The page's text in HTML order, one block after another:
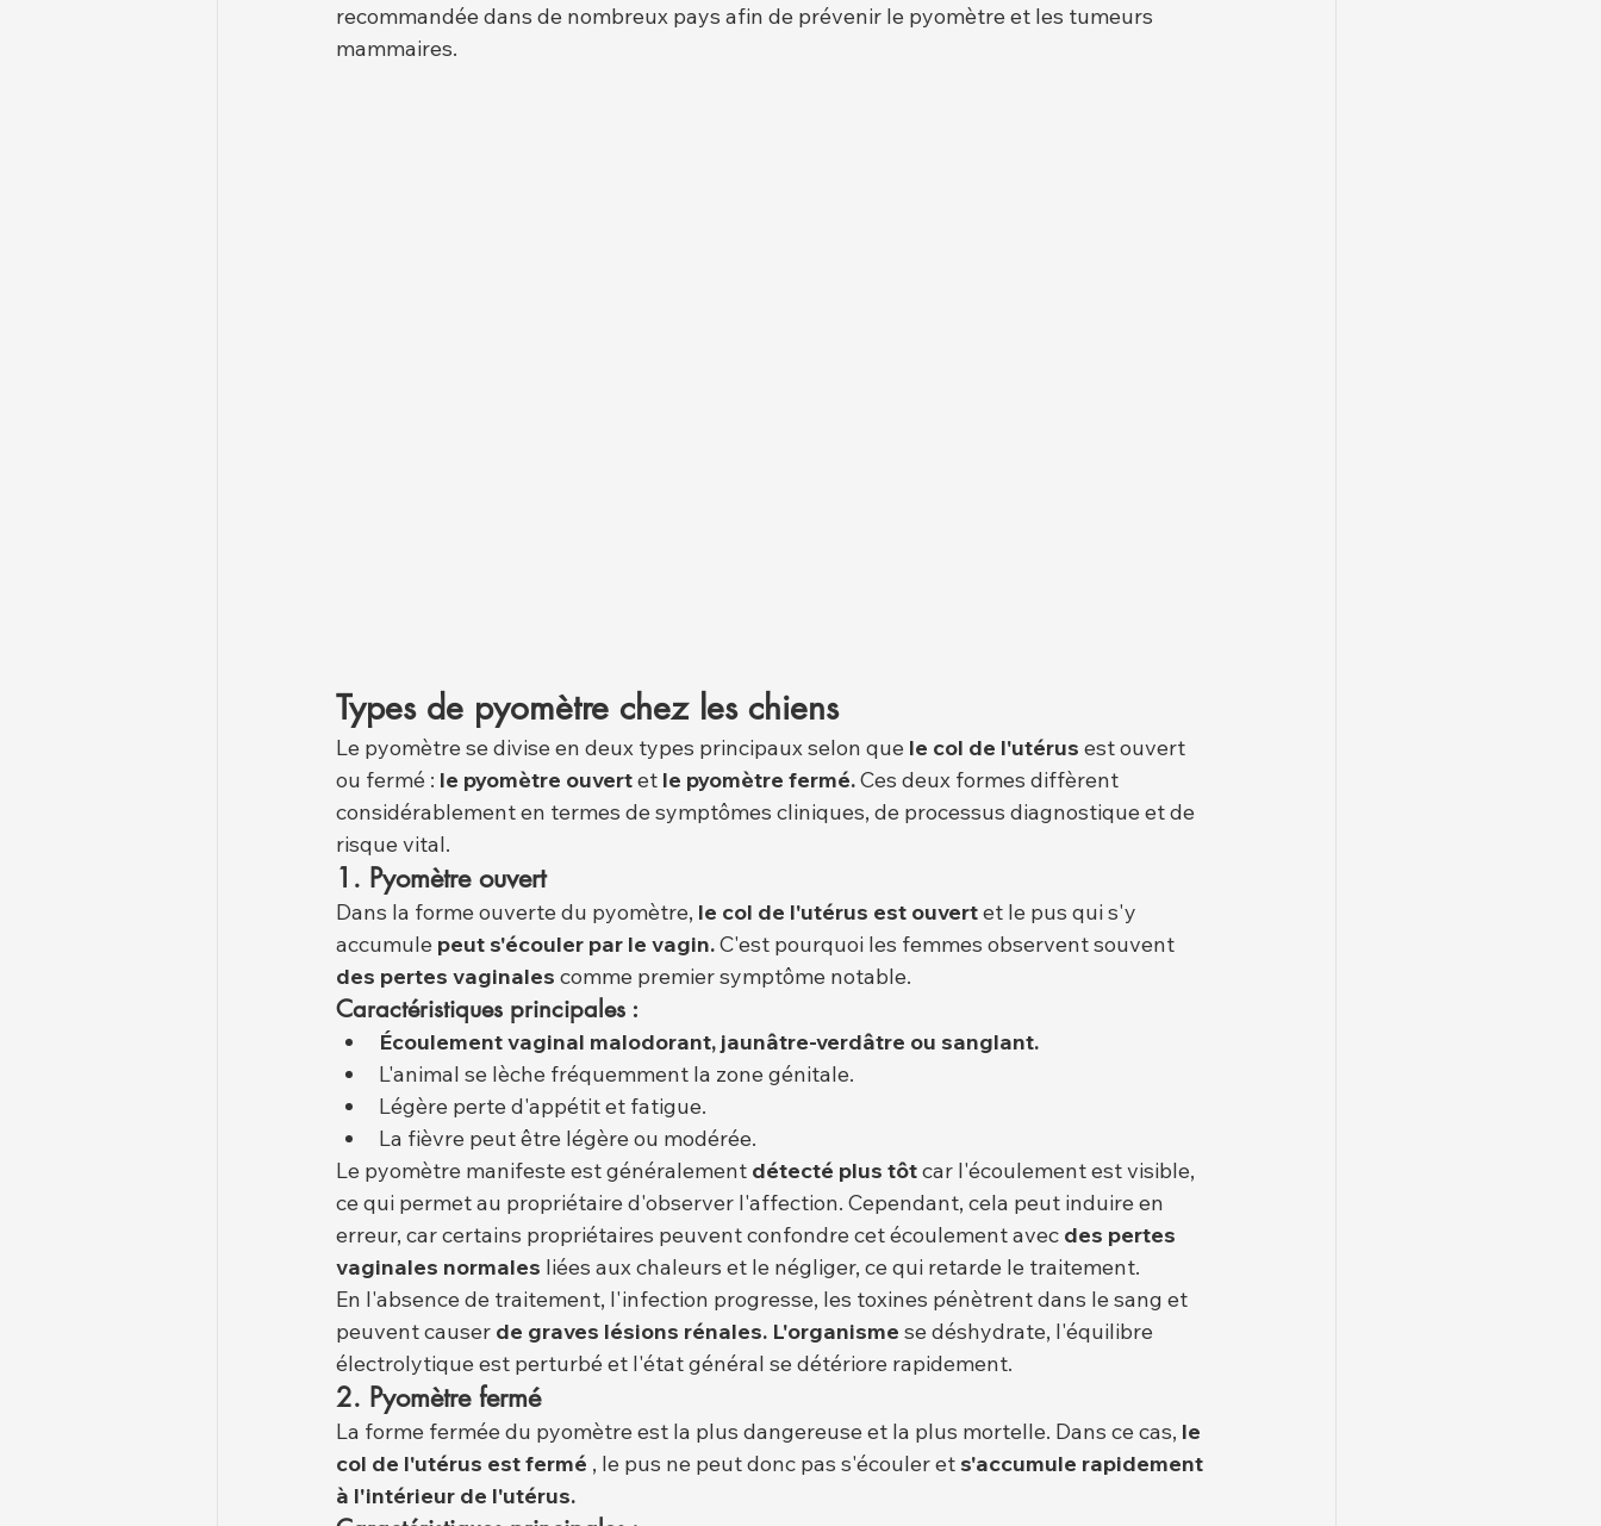
recommandée dans de nombreux pays afin de prévenir le pyomètre et les tumeurs
mammaires.
Types de pyomètre chez les chiens
Le pyomètre se divise en deux types principaux selon que le col de l'utérus est ouvert
ou fermé : le pyomètre ouvert et le pyomètre fermé. Ces deux formes diffèrent
considérablement en termes de symptômes cliniques, de processus diagnostique et de
risque vital.
1. Pyomètre ouvert
Dans la forme ouverte du pyomètre, le col de l'utérus est ouvert et le pus qui s'y
accumule peut s'écouler par le vagin. C'est pourquoi les femmes observent souvent
des pertes vaginales comme premier symptôme notable.
Caractéristiques principales :
Écoulement vaginal malodorant, jaunâtre-verdâtre ou sanglant.
L'animal se lèche fréquemment la zone génitale.
Légère perte d'appétit et fatigue.
La fièvre peut être légère ou modérée.
Le pyomètre manifeste est généralement détecté plus tôt car l'écoulement est visible,
ce qui permet au propriétaire d'observer l'affection. Cependant, cela peut induire en
erreur, car certains propriétaires peuvent confondre cet écoulement avec des pertes
vaginales normales liées aux chaleurs et le négliger, ce qui retarde le traitement.
En l'absence de traitement, l'infection progresse, les toxines pénètrent dans le sang et
peuvent causer de graves lésions rénales. L'organisme se déshydrate, l'équilibre
électrolytique est perturbé et l'état général se détériore rapidement.
2. Pyomètre fermé
La forme fermée du pyomètre est la plus dangereuse et la plus mortelle. Dans ce cas, le
col de l'utérus est fermé , le pus ne peut donc pas s'écouler et s'accumule rapidement
à l'intérieur de l'utérus.